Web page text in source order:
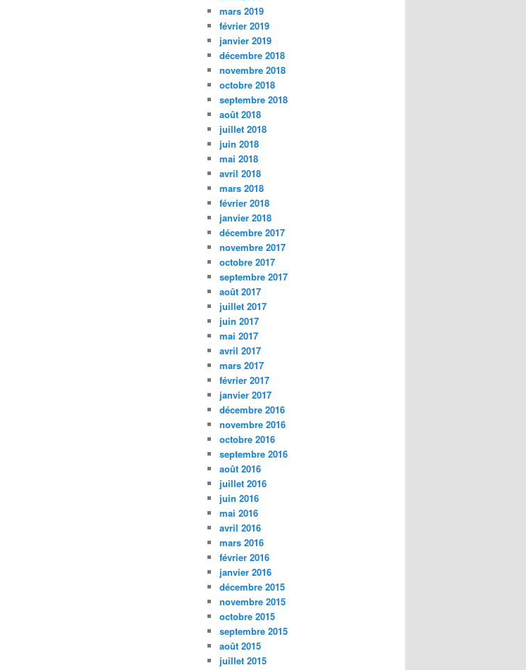
mars 2019
février 2019
janvier 2019
décembre 2018
novembre 2018
octobre 2018
septembre 2018
août 2018
juillet 2018
juin 2018
mai 2018
avril 2018
mars 2018
février 2018
janvier 2018
décembre 2017
novembre 2017
octobre 2017
septembre 2017
août 2017
juillet 2017
juin 2017
mai 2017
avril 2017
mars 2017
février 2017
janvier 2017
décembre 2016
novembre 2016
octobre 2016
septembre 2016
août 2016
juillet 2016
juin 2016
mai 2016
avril 2016
mars 2016
février 2016
janvier 2016
décembre 2015
novembre 2015
octobre 2015
septembre 2015
août 2015
juillet 2015